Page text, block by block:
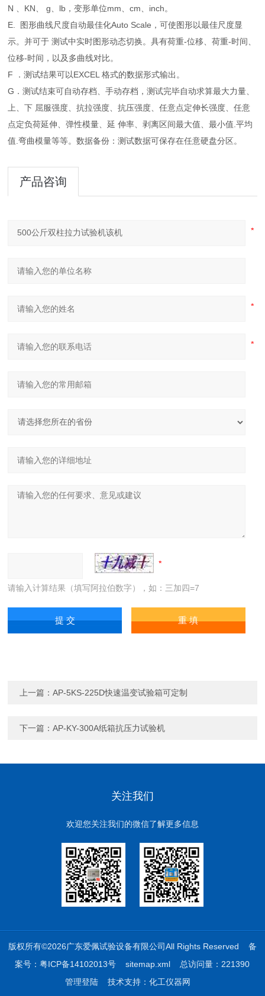
N 、KN、 g、lb，变形单位mm、cm、inch。
E. 图形曲线尺度自动最佳化Auto Scale，可使图形以最佳尺度显
示。并可于 测试中实时图形动态切换。具有荷重-位移、荷重-时间、
位移-时间，以及多曲线对比。
F ．测试结果可以EXCEL 格式的数据形式输出。
G．测试结束可自动存档、手动存档，测试完毕自动求算最大力量、
上、下 屈服强度、抗拉强度、抗压强度、任意点定伸长强度、任意
点定负荷延伸、弹性模量、延 伸率、剥离区间最大值、最小值.平均
值.弯曲模量等等。数据备份：测试数据可保存在任意硬盘分区。
产品咨询
请输入计算结果（填写阿拉伯数字），如：三加四=7
上一篇：AP-5KS-225D快速温变试验箱可定制
下一篇：AP-KY-300A纸箱抗压力试验机
关注我们
欢迎您关注我们的微信了解更多信息
版权所有©2026广东爱佩试验设备有限公司All Rights Reserved 备
案号：粤ICP备14102013号
sitemap.xml 总访问量：221390
管理登陆技术支持： 化工仪器网